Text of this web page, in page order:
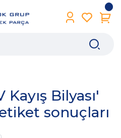
Kayış Bilyası'
sonuçları